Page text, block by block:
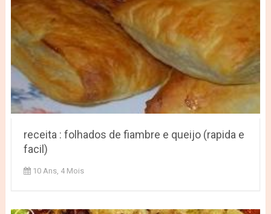
receita : folhados de fiambre e queijo (rapida e
facil)
10 Ans, 4 Mois